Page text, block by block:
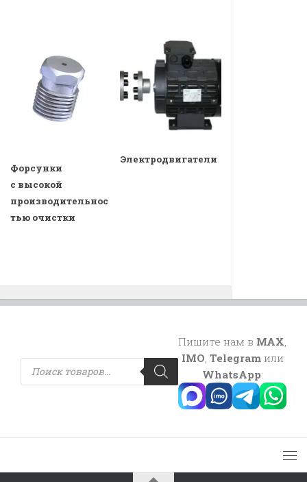
Форсунки
с высокой
производительнос
тью очистки
Электродвигатели
Поиск
товаров
Пишите нам в MAX
IMO Telegramили
WhatsApp: